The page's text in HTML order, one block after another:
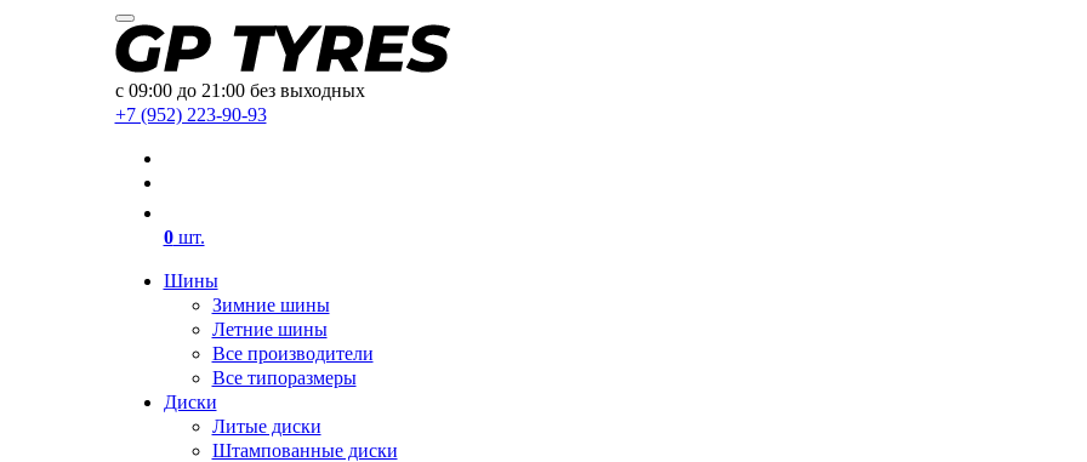
с 09:00 до 21:00 без выходных
+7 (952) 223-90-93
0шт.
Шины
Зимние шины
Летние шины
Все производители
Все типоразмеры
Диски
Литые диски
Штампованные диски